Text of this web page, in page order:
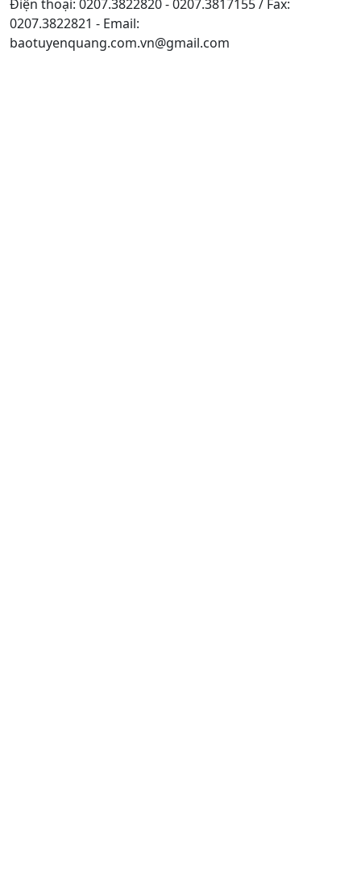
Điện thoại: 0207.3822820 - 0207.3817155 / Fax:
0207.3822821 - Email:
baotuyenquang.com.vn@gmail.com